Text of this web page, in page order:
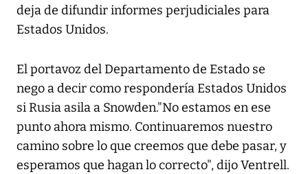
deja de difundir informes perjudiciales para
Estados Unidos.
El portavoz del Departamento de Estado se
nego a decir como respondería Estados Unidos
si Rusia asila a Snowden."No estamos en ese
punto ahora mismo. Continuaremos nuestro
camino sobre lo que creemos que debe pasar, y
esperamos que hagan lo correcto", dijo Ventrell.